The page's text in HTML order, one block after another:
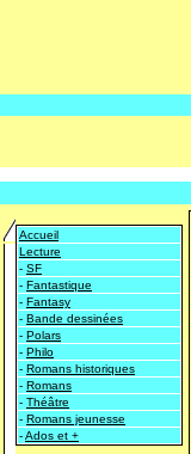
Accueil
Lecture
- SF
- Fantastique
- Fantasy
- Bande dessinées
- Polars
- Philo
- Romans historiques
- Romans
- Théâtre
- Romans jeunesse
-Ados et +